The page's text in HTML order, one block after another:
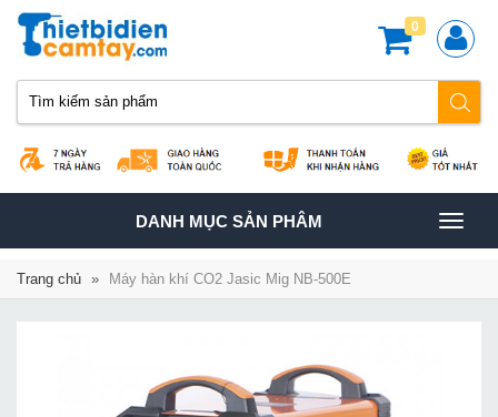
0
TOGGLE
NAVIGATION
DANH MỤC SẢN PHÂM
Trang chủ » Máy hàn khí CO2 Jasic Mig NB-500E